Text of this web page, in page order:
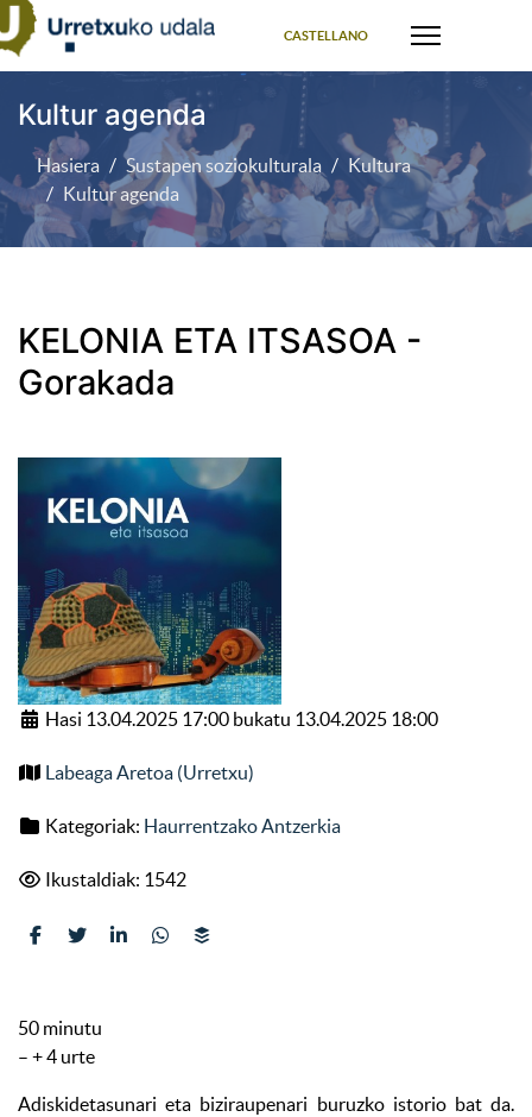
CASTELLANO
Kultur agenda
Hasiera Sustapen soziokulturala
Kultura
Kultur agenda
KELONIA ETA ITSASOA -
Gorakada
Hasi 13.04.2025 17:00 bukatu 13.04.2025 18:00
Labeaga Aretoa (Urretxu)
Kategoriak: Haurrentzako Antzerkia
Ikustaldiak: 1542
50 minutu
– + 4 urte
Adiskidetasunari eta biziraupenari buruzko istorio bat da.